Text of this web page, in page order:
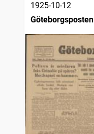
1925-10-12
Göteborgsposten